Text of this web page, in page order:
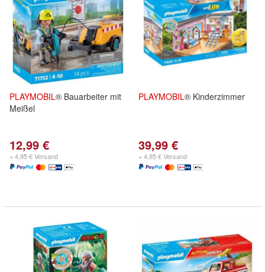
PLAYMOBIL® Bauarbeiter mit
Meißel
12,99 €
+ 4,95 € Versand
PLAYMOBIL® Kinderzimmer
39,99 €
+ 4,95 € Versand